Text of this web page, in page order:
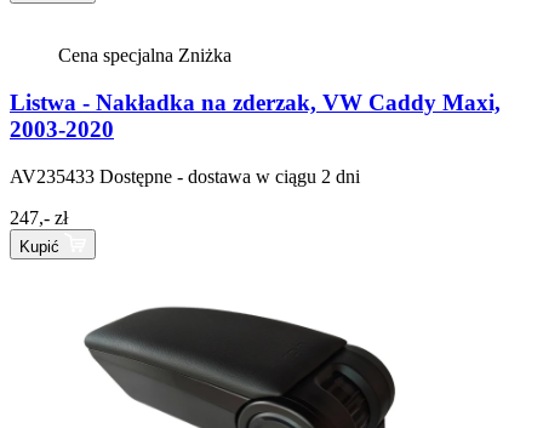
Cena specjalna Zniżka
Listwa - Nakładka na zderzak, VW Caddy Maxi,
2003-2020
AV235433 Dostępne - dostawa w ciągu 2 dni
247,- zł
Kupić